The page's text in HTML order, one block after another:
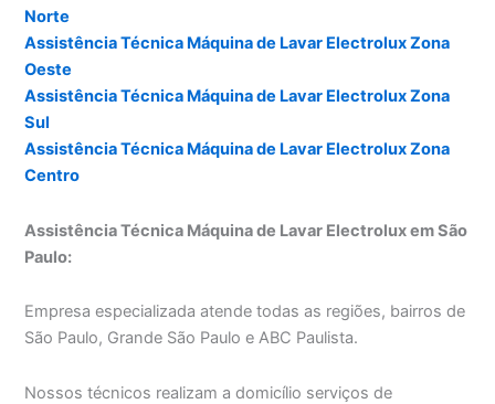
Norte
Assistência Técnica Máquina de Lavar Electrolux Zona
Oeste
Assistência Técnica Máquina de Lavar Electrolux Zona
Sul
Assistência Técnica Máquina de Lavar Electrolux Zona
Centro
Assistência Técnica Máquina de Lavar Electrolux em São
Paulo:
Empresa especializada atende todas as regiões, bairros de
São Paulo, Grande São Paulo e ABC Paulista.
Nossos técnicos realizam a domicílio serviços de